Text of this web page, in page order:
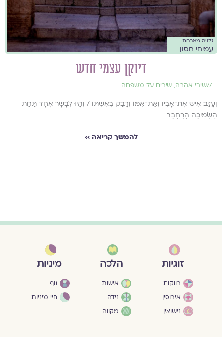
גלויה מארחת
עמיחי חסון
דיוקן עצמי חדש
//שירי אהבה, שירים על משפחה
וְעָזַב אִישׁ אֶת־אָבִיו וְאֶת־אִמּוֹ וְדָבַק בְּאִשְׁתּוֹ / וְהָיוּ לְבָשָׂר אֶחָד תַּחַת
הַשְּׂמִיכָה הָרְחָבָה
להמשך קריאה ››
זוגיות
רווקות
אירוסין
נישואין
הלכה
אישות
נידה
מקווה
מיניות
גוף
חיי מיניות